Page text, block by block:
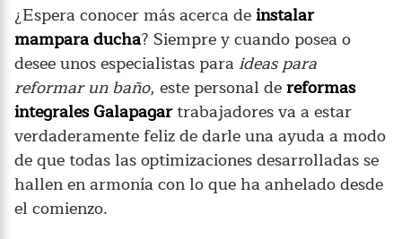
¿Espera conocer más acerca deinstalar
mampara ducha? Siempre y cuando posea o
desee unos especialistas para ideas para
reformar un baño, este personal dereformas
integrales Galapagartrabajadores va a estar
verdaderamente feliz de darle una ayuda a modo
de que todas las optimizaciones desarrolladas se
hallen en armonía con lo que ha anhelado desde
el comienzo.